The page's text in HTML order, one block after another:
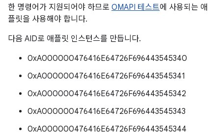
한 명령어가 지원되어야 하므로 OMAPI 테스트에 사용되는 애
플릿을 사용해야 합니다.
다음 AID로 애플릿 인스턴스를 만듭니다.
0xA000000476416E64726F696443545340
0xA000000476416E64726F696443545341
0xA000000476416E64726F696443545342
0xA000000476416E64726F696443545343
0xA000000476416E64726F696443545344